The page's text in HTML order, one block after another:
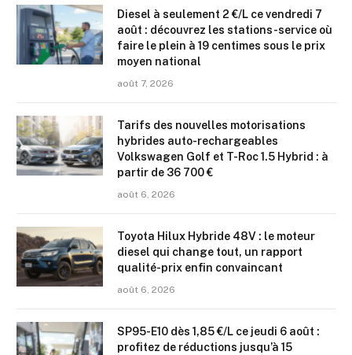
Diesel à seulement 2 €/L ce vendredi 7
août : découvrez les stations-service où
faire le plein à 19 centimes sous le prix
moyen national
août 7, 2026
Tarifs des nouvelles motorisations
hybrides auto-rechargeables
Volkswagen Golf et T-Roc 1.5 Hybrid : à
partir de 36 700 €
août 6, 2026
Toyota Hilux Hybride 48V : le moteur
diesel qui change tout, un rapport
qualité-prix enfin convaincant
août 6, 2026
SP95-E10 dès 1,85 €/L ce jeudi 6 août :
profitez de réductions jusqu’à 15